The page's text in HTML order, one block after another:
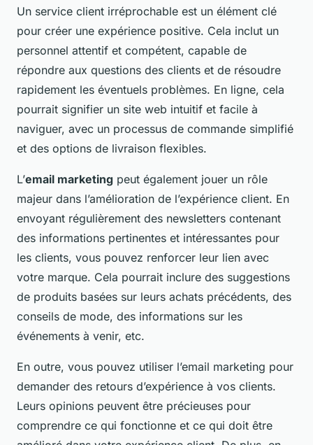
Un service client irréprochable est un élément clé
pour créer une expérience positive. Cela inclut un
personnel attentif et compétent, capable de
répondre aux questions des clients et de résoudre
rapidement les éventuels problèmes. En ligne, cela
pourrait signifier un site web intuitif et facile à
naviguer, avec un processus de commande simplifié
et des options de livraison flexibles.
L’email marketing peut également jouer un rôle
majeur dans l’amélioration de l’expérience client. En
envoyant régulièrement des newsletters contenant
des informations pertinentes et intéressantes pour
les clients, vous pouvez renforcer leur lien avec
votre marque. Cela pourrait inclure des suggestions
de produits basées sur leurs achats précédents, des
conseils de mode, des informations sur les
événements à venir, etc.
En outre, vous pouvez utiliser l’email marketing pour
demander des retours d’expérience à vos clients.
Leurs opinions peuvent être précieuses pour
comprendre ce qui fonctionne et ce qui doit être